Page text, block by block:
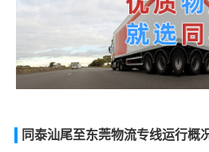
同泰汕尾至东莞物流专线运行概